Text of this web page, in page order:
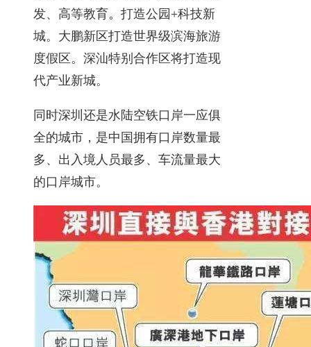
发、高等教育。打造公园+科技新
城。大鹏新区打造世界级滨海旅游
度假区。深汕特别合作区将打造现
代产业新城。
同时深圳还是水陆空铁口岸一应俱
全的城市，是中国拥有口岸数量最
多、出入境人员最多、车流量最大
的口岸城市。